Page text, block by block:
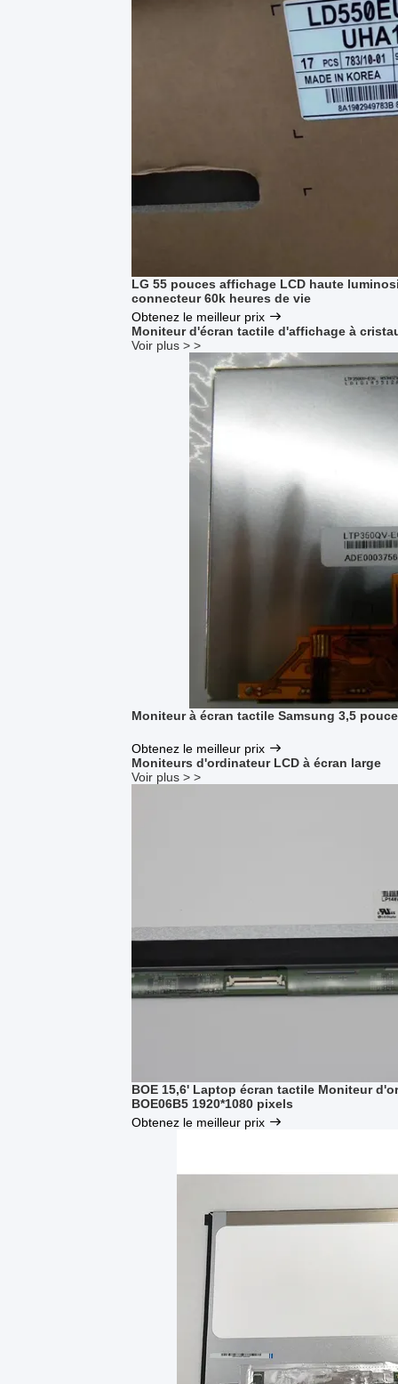
LG 55 pouces affichage LCD haute
connecteur 60k heures de vie
Obtenez le meilleur prix
Moniteur d'écran tactile d'affichage à
Voir plus > >
Moniteur à écran tactile Samsung 3,5
Obtenez le meilleur prix
Moniteurs d'ordinateur LCD à écran large
Voir plus > >
BOE 15,6' Laptop écran tactile Moniteur
BOE06B5 1920*1080 pixels
Obtenez le meilleur prix